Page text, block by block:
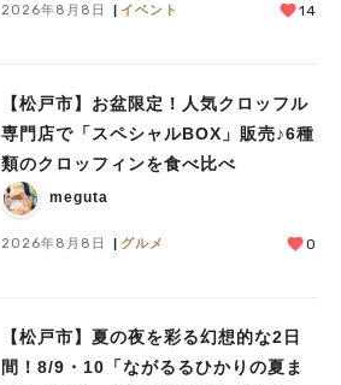
2026年8月8日 イベント 14
【松戸市】お盆限定！人気クロッフル
専門店で「スペシャルBOX」販売♪6種
類のクロッフィンを食べ比べ
meguta
2026年8月8日 グルメ 0
【松戸市】夏の夜を彩る幻想的な2日
間！8/9・10「ながるるひかりの夏ま